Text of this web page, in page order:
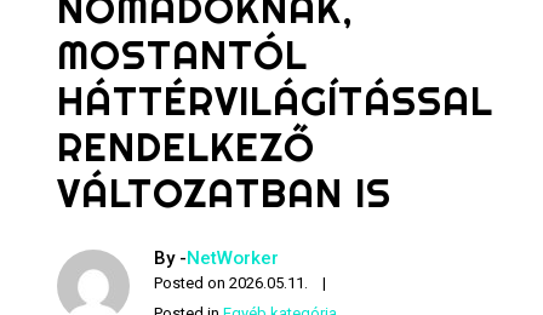
MOSTANTÓL
HÁTTÉRVILÁGÍTÁSSAL
RENDELKEZŐ
VÁLTOZATBAN IS
By -NetWorker
Posted on2026.05.11.